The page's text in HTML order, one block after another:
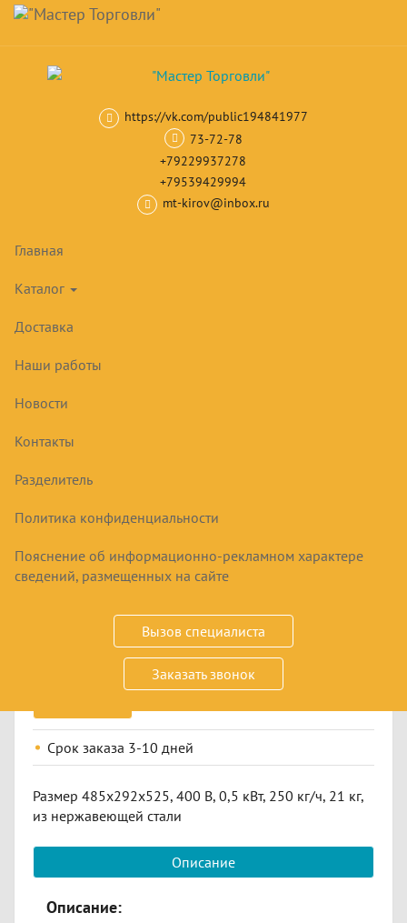
Skip
main
content
Навигация
https://vk.com/public194841977
73-72-78
+79229937278
+79539429994
mt-kirov@inbox.ru
Главная
Каталог
Доставка
Наши работы
Новости
Контакты
Разделитель
Политика конфиденциальности
Пояснение об информационно-рекламном характере
сведений, размещенных на сайте
Вызов специалиста
Заказать звонок
Корзина
товар(ов)
Механическое оборудование
МАШИНА КУХОННАЯ ОВОЩЕРЕЗАТЕЛЬНАЯ
АБАТ МКО-50
₽
Срок заказа 3-10 дней
Размер 485х292х525, 400 В, 0,5 кВт, 250 кг/ч, 21 кг,
из нержавеющей стали
Описание
Описание: